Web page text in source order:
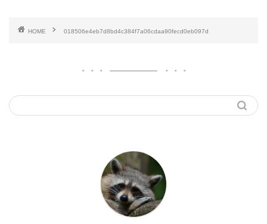
HOME 018506e4eb7d8bd4c384f7a06cdaa90fecd0eb097d